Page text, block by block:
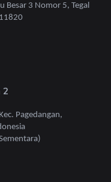
Besar 3 Nomor 5, Tegal
2
Pagedangan,